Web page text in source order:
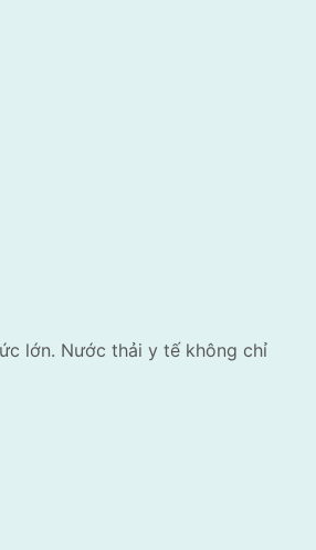
lớn. Nước thải y tế không chỉ